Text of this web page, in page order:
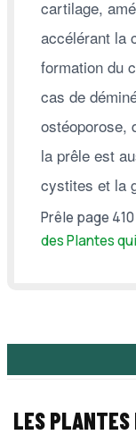
cartilage,
accélérant la
formation du
cas de
ostéoporose,
la prêle est
cystites et la
Prêle page 410
des Plantes
LES PLANTES